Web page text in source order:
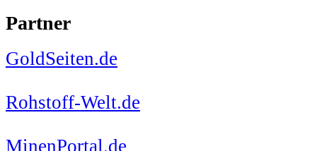
Partner
GoldSeiten.de
Rohstoff-Welt.de
MinenPortal.de